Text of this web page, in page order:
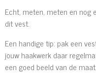
Echt, meten, meten en nog
dit vest.
Een handige tip: pak een
jouw haakwerk daar
een goed beeld van de maat.